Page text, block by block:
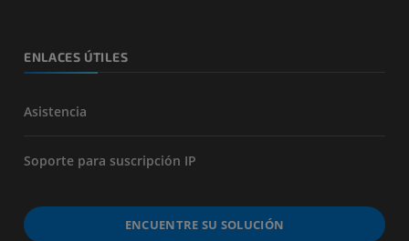
ENLACES ÚTILES
Asistencia
Soporte para suscripción IP
ENCUENTRE SU SOLUCIÓN